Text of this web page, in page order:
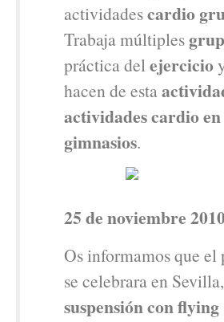
actividadescardio
Trabaja múltiples
práctica delejercicio
hacen de esta
actividades cardio
gimnasios.
25 de noviembre
Os informamos que
se celebrara en Sevilla,
suspensión con flying